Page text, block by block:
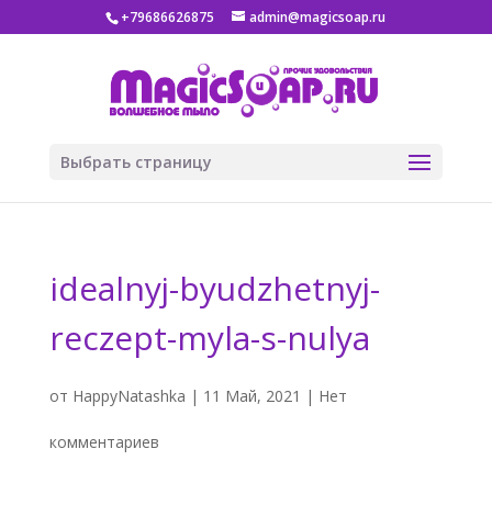
+79686626875 admin@magicsoap.ru
Выбрать страницу
idealnyj-byudzhetnyj-
reczept-myla-s-nulya
от HappyNatashka | 11 Май, 2021 | Нет
комментариев